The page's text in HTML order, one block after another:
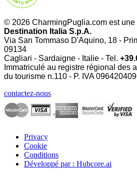
© 2026 CharmingPuglia.com est une
Destination Italia S.p.A.
Via San Tommaso D'Aquino, 18 -
09134
Cagliari - Sardaigne - Italie - Tel.
Immatriculé au registre régional des
du tourisme n.110 - P. IVA
contactez-nous
Privacy
Cookie
Conditions
Développé par : Hubcore.ai